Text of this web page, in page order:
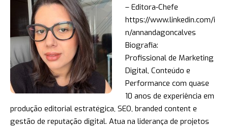
– Editora-Chefe
https://www.linkedin.com/i
n/annandagoncalves
Biografia:
Profissional de Marketing
Digital, Conteúdo e
Performance com quase
10 anos de experiência em
produção editorial estratégica, SEO, branded content e
gestão de reputação digital. Atua na liderança de projetos